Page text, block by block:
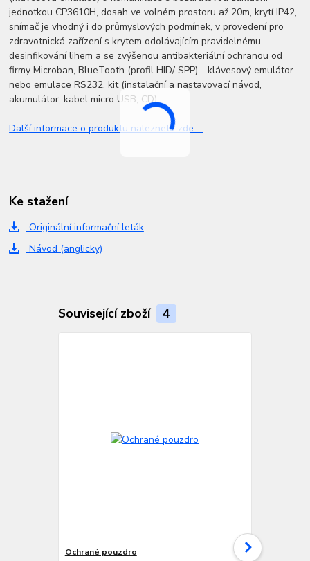
jednotkou CP3610H, dosah ve volném prostoru až 20m, krytí IP42,
snímač je vhodný i do průmyslových podmínek, v provedení pro
zdravotnická zařízení s krytem odolávajícím pravidelnému
desinfikování lihem a se zvýšenou antibakteriální ochranou od
firmy Microban, BlueTooth (profil HID/ SPP) - klávesový emulátor
nebo emulace RS232, kit (instalační a nastavovací návod,
akumulátor, kabel micro USB, CD)
Další informace o produktu naleznete zde ....
Ke stažení
Originální informační leták
Návod (anglicky)
Související zboží 4
Ochrané pouzdro
Bluetooth